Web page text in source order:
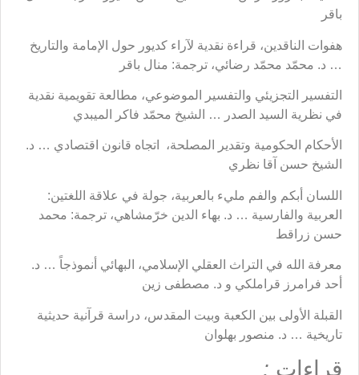
باقر
هفوات الناقدين، قراءة نقدية لآراء كديور حول الإمامة والتاريخ
… د. محمّد محمّد رضائي، ترجمة: منال باقر
التفسير التجزيئي والتفسير الموضوعي، مطالعة تقويمية نقدية
في نظرية السيد الصدر … الشيخ محمّد فاكر الميبدي
الأحكام الحكومية وتقدير المصلحة، اتجاه قانون اقتصادي … د.
الشيخ حسن آقا نظري
اللسان أبكم والفم مليء بالعربية، جولة في علاقة اللغتين:
العربية والفارسية … د. بهاء الدين خرّمشاهي، ترجمة: محمد
حسن زراقط
معرفة الله في التراث العقلي الإسلامي، البهائي أنموذجاً … د.
أحد فرامرز قراملكي و د. مصطفى زين
القبلة الأولى بين الكعبة وبيت المقدس، دراسة قرآنية حديثية
تاريخية … د. منصور بهلوان
قراءات :